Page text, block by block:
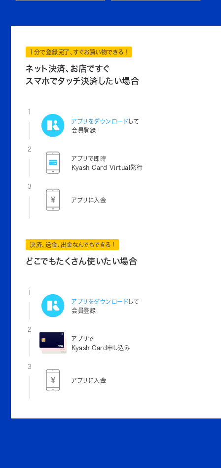
1分で登録完了、すぐお買い物できる！
ネット決済、お店ですぐ
スマホでタッチ決済したい場合
1
アプリをダウンロードして
会員登録
2
アプリで即時
Kyash Card Virtual発行
3
アプリに入金
決済、送金、出金なんでもできる！
どこでもたくさん使いたい場合
1
アプリをダウンロードして
会員登録
2
アプリで
Kyash Card申し込み
3
アプリに入金